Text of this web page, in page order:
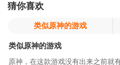
猜你喜欢
类似原神的游戏
类似原神的游戏
原神，在这款游戏没有出来之前就